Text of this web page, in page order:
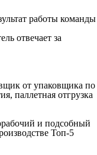
работы команды
отвечает за
от упаковщика по
паллетная отгрузка
и подсобный
Топ-5